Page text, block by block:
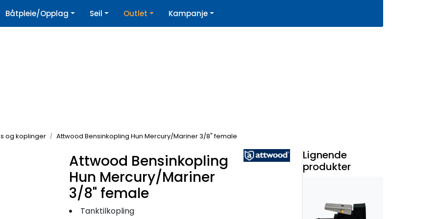
| Nyhetsbrev
Båtpleie/Opplag Seil Outlet Kampanje
og koplinger Attwood Bensinkopling Hun Mercury/Mariner 3/8" female
Attwood Bensinkopling
Hun Mercury/Mariner
3/8" female
Tanktilkopling
Lignende
produkter